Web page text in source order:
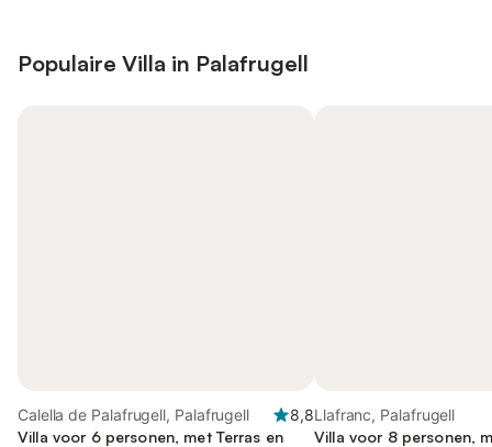
Populaire Villa in Palafrugell
Calella de Palafrugell, Palafrugell
8,8
Villa voor 6 personen, met Terras en
Llafranc, Palafrugell
Villa voor 8 personen,